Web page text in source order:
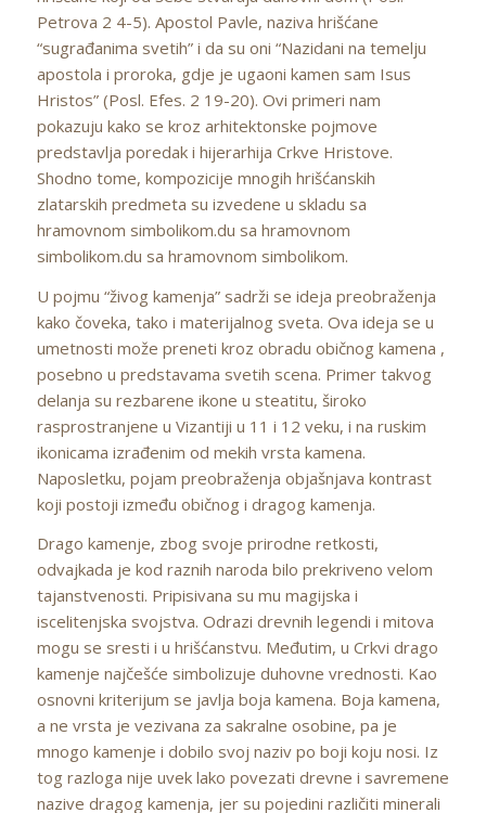
Petrova 2 4-5). Apostol Pavle, naziva hrišćane
“sugrađanima svetih” i da su oni “Nazidani na temelju
apostola i proroka, gdje je ugaoni kamen sam Isus
Hristos” (Posl. Efes. 2 19-20). Ovi primeri nam
pokazuju kako se kroz arhitektonske pojmove
predstavlja poredak i hijerarhija Crkve Hristove.
Shodno tome, kompozicije mnogih hrišćanskih
zlatarskih predmeta su izvedene u skladu sa
hramovnom simbolikom.du sa hramovnom
simbolikom.du sa hramovnom simbolikom.
U pojmu “živog kamenja” sadrži se ideja preobraženja
kako čoveka, tako i materijalnog sveta. Ova ideja se u
umetnosti može preneti kroz obradu običnog kamena ,
posebno u predstavama svetih scena. Primer takvog
delanja su rezbarene ikone u steatitu, široko
rasprostranjene u Vizantiji u 11 i 12 veku, i na ruskim
ikonicama izrađenim od mekih vrsta kamena.
Naposletku, pojam preobraženja objašnjava kontrast
koji postoji između običnog i dragog kamenja.
Drago kamenje, zbog svoje prirodne retkosti,
odvajkada je kod raznih naroda bilo prekriveno velom
tajanstvenosti. Pripisivana su mu magijska i
iscelitenjska svojstva. Odrazi drevnih legendi i mitova
mogu se sresti i u hrišćanstvu. Međutim, u Crkvi drago
kamenje najčešće simbolizuje duhovne vrednosti. Kao
osnovni kriterijum se javlja boja kamena. Boja kamena,
a ne vrsta je vezivana za sakralne osobine, pa je
mnogo kamenje i dobilo svoj naziv po boji koju nosi. Iz
tog razloga nije uvek lako povezati drevne i savremene
nazive dragog kamenja, jer su pojedini različiti minerali